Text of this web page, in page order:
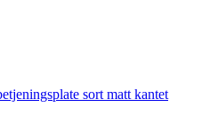
sort matt kantet